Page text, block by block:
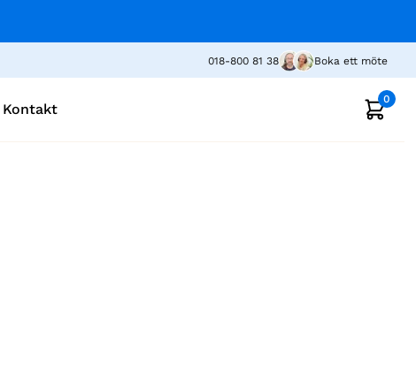
018-800 81 38 Boka ett möte
Kontakt
0